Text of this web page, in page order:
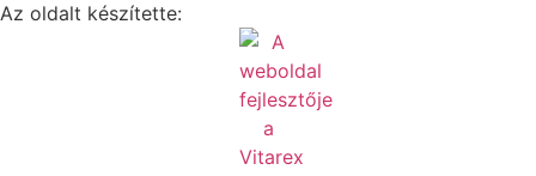
Az oldalt készítette: